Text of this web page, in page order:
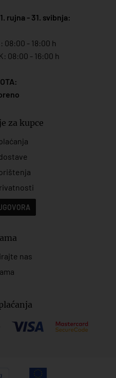
rujna - 31. svibnja:
08:00 - 18:00 h
08:00 - 16:00 h
za kupce
nas